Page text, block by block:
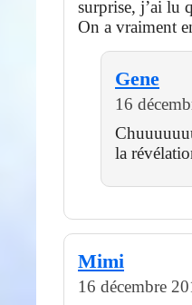
surprise, j’ai lu
On a vraiment
Gene
16
la
Mimi
16 décembre